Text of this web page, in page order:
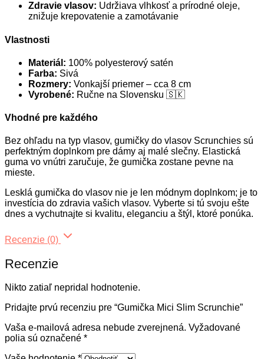
Zdravie vlasov: Udržiava vlhkosť a prírodné oleje,
znižuje krepovatenie a zamotávanie
Vlastnosti
Materiál: 100% polyesterový satén
Farba: Sivá
Rozmery: Vonkajší priemer – cca 8 cm
Vyrobené: Ručne na Slovensku 🇸🇰
Vhodné pre každého
Bez ohľadu na typ vlasov, gumičky do vlasov Scrunchies sú
perfektným doplnkom pre dámy aj malé slečny. Elastická
guma vo vnútri zaručuje, že gumička zostane pevne na
mieste.
Lesklá gumička do vlasov nie je len módnym doplnkom; je to
investícia do zdravia vašich vlasov. Vyberte si tú svoju ešte
dnes a vychutnajte si kvalitu, eleganciu a štýl, ktoré ponúka.
Recenzie (0)
Recenzie
Nikto zatiaľ nepridal hodnotenie.
Pridajte prvú recenziu pre “Gumička Mici Slim Scrunchie”
Vaša e-mailová adresa nebude zverejnená. Vyžadované
polia sú označené *